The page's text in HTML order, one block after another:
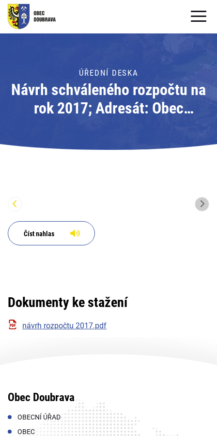
OBECNÍ ÚŘAD
PRO OBČANY
Formuláře ke stažení
PRO TURISTY
ÚŘEDNÍ DESKA
Návrh schváleného rozpočtu na
rok 2017; Adresát: Obec
Číst nahlas
Dokumenty ke stažení
návrh rozpočtu 2017.pdf
Obec Doubrava
OBECNÍ ÚŘAD
OBEC